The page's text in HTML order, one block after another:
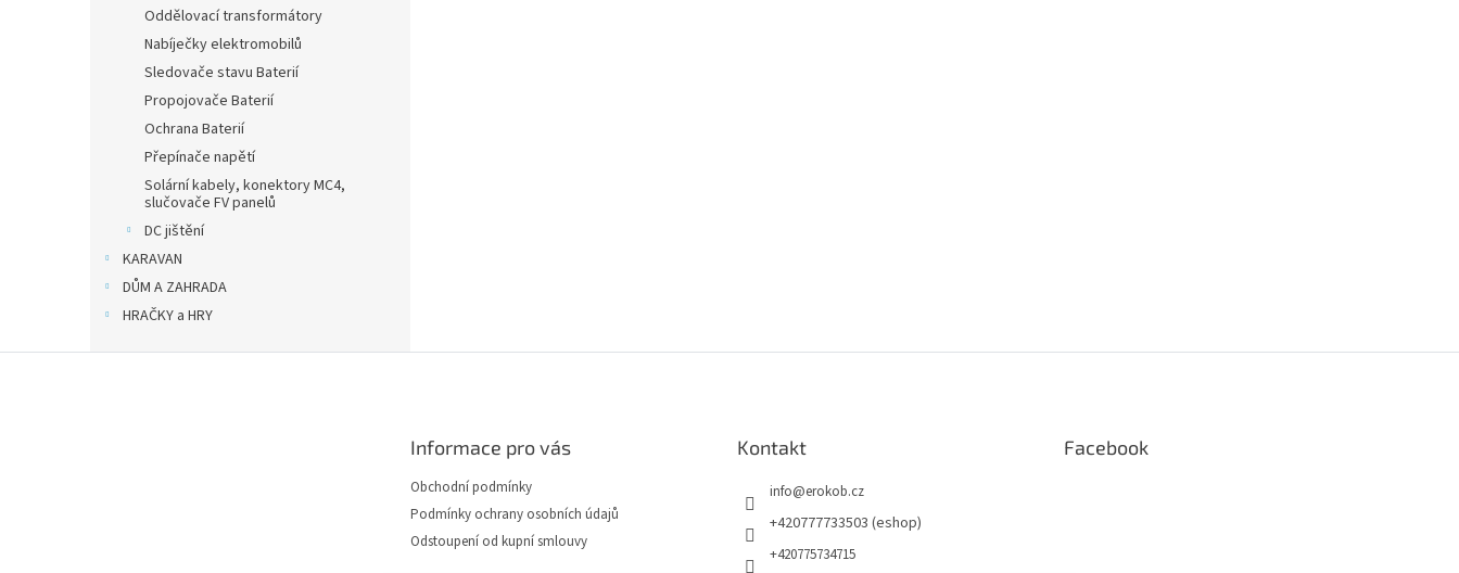
Oddělovací transformátory
Nabíječky elektromobilů
Sledovače stavu Baterií
Propojovače Baterií
Ochrana Baterií
Přepínače napětí
Solární kabely, konektory MC4,
slučovače FV panelů
DC jištění
KARAVAN
DŮM A ZAHRADA
HRAČKY a HRY
Informace pro vás
Obchodní podmínky
Podmínky ochrany osobních údajů
Odstoupení od kupní smlouvy
Kontakt
info@erokob.cz
+420777733503 (eshop)
+420775734715
Facebook